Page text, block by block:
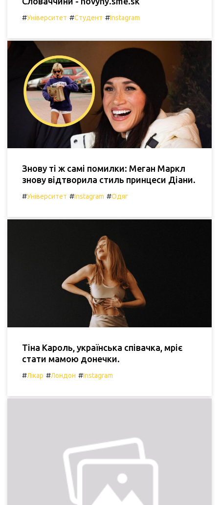
#Університет #Студент #Instagram
Знову ті ж самі помилки: Меган Маркл
знову відтворила стиль принцеси Діани.
#Університет #Instagram #Одяг
Тіна Кароль, українська співачка, мріє
стати мамою донечки.
#Лікар #Лондон #Instagram